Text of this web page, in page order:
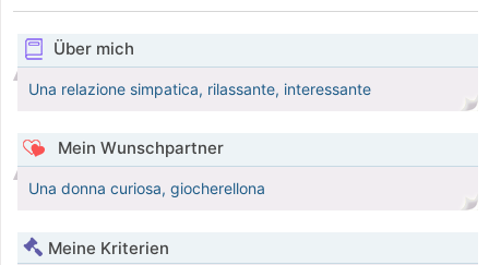
Über mich
Una relazione simpatica, rilassante, interessante
Mein Wunschpartner
Una donna curiosa, giocherellona
Meine Kriterien